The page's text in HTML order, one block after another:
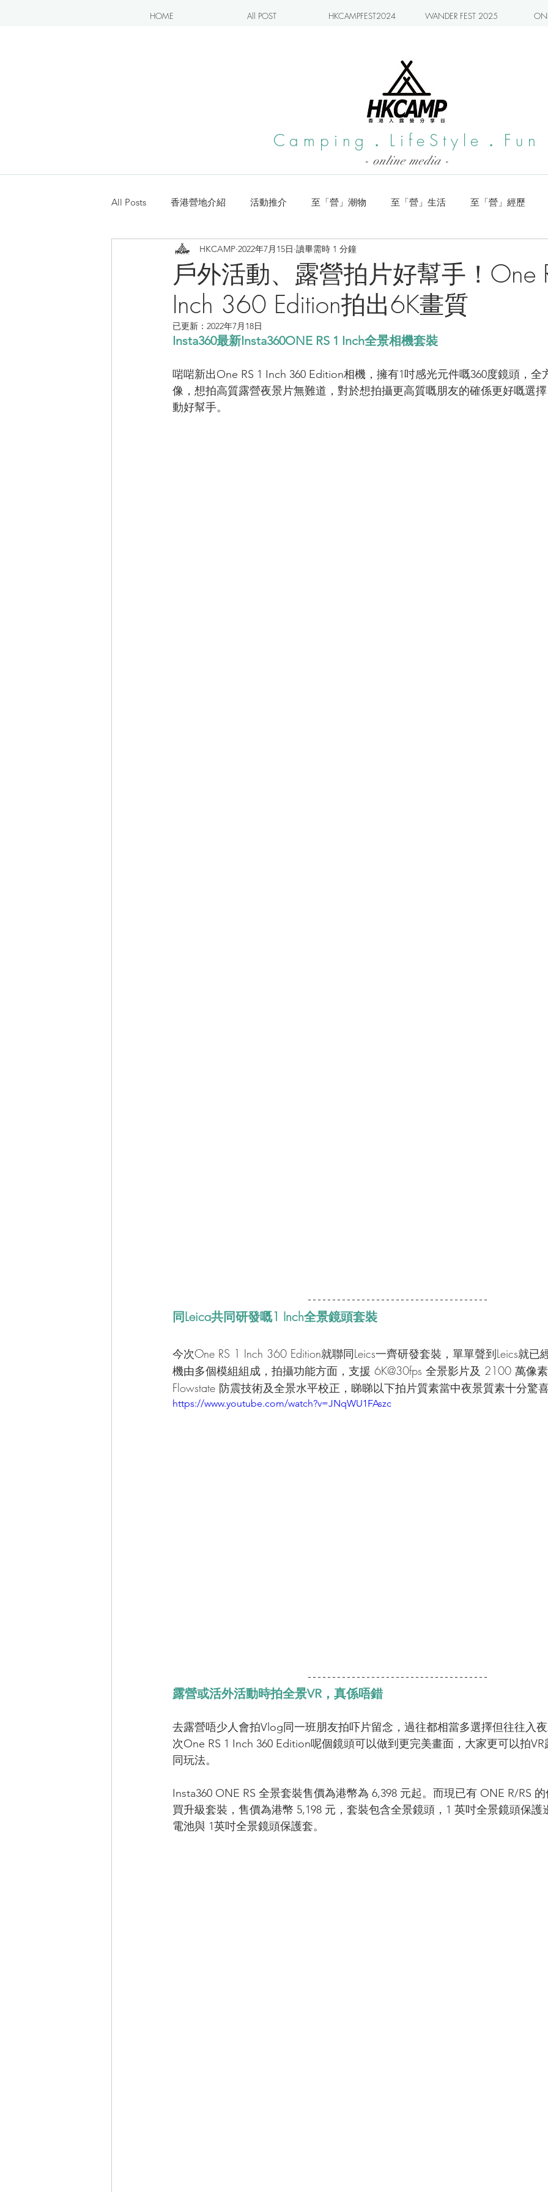
HOME All POST HKCAMPFEST2024 WANDER FEST 2025
Camping．LifeStyle．Fun
- online media -
All Posts 香港營地介紹 活動推介 至「營」潮物 至「營」生活 至「營」經歷
露營blogger分享 新手入坑系列 小編實測
CAMPER音樂電影
戶外活動、露營拍片好幫手！One
Inch 360 Edition拍出6K畫質
HKCAMP 2022年7月15日 讀畢需時 1 分鐘
已更新： 2022年7月18日
Insta360最新Insta360ONE RS 1 Inch全景相機套裝
啱啱新出One RS 1 Inch 360 Edition相機，擁有1吋感光元件嘅360度鏡頭，全
像，想拍高質露營夜景片無難道，對於想拍攝更高質嘅朋友的確係更好嘅選
動好幫手。
同Leica共同研發嘅1 Inch全景鏡頭套裝
今次One RS 1 Inch 360 Edition就聯同Leics一齊研發套裝，單單聲到Leics就已
機由多個模組組成，拍攝功能方面，支援 6K@30fps 全景影片及 2100 萬像
Flowstate 防震技術及全景水平校正，睇睇以下拍片質素當中夜景質素十分驚喜
https://www.youtube.com/watch?v=JNqWU1FAszc
露營或活外活動時拍全景VR，真係唔錯
去露營唔少人會拍Vlog同一班朋友拍吓片留念，過往都相當多選擇但往往入
次One RS 1 Inch 360 Edition呢個鏡頭可以做到更完美畫面，大家更可以拍
同玩法。
Insta360 ONE RS 全景套裝售價為港幣為 6,398 元起。而現已有 ONE R/RS
買升級套裝，售價為港幣 5,198 元，套裝包含全景鏡頭，1 英吋全景鏡頭保護
電池與 1英吋全景鏡頭保護套。